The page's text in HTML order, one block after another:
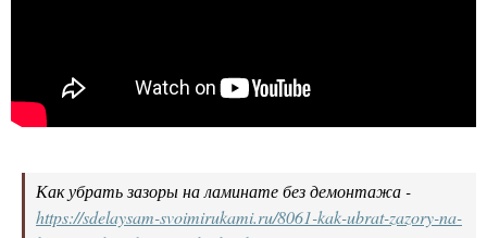
Как убрать зазоры на ламинате без демонтажа -
https://sdelaysam-svoimirukami.ru/8061-kak-ubrat-zazory-na-